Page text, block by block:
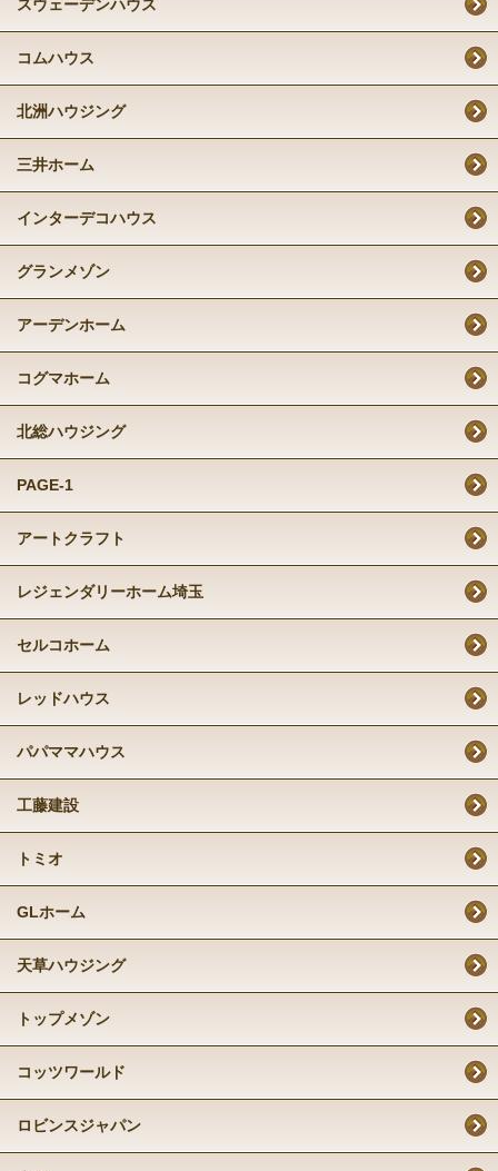
スウェーデンハウス
コムハウス
北洲ハウジング
三井ホーム
インターデコハウス
グランメゾン
アーデンホーム
コグマホーム
北総ハウジング
PAGE-1
アートクラフト
レジェンダリーホーム埼玉
セルコホーム
レッドハウス
パパママハウス
工藤建設
トミオ
GLホーム
天草ハウジング
トップメゾン
コッツワールド
ロビンスジャパン